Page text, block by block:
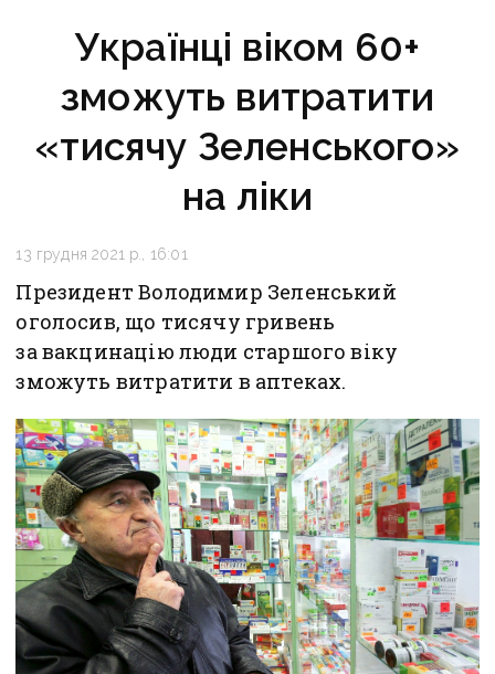
Українці віком 60+
зможуть витратити
«тисячу Зеленського»
на ліки
13 грудня 2021 р., 16:01
Президент Володимир Зеленський
оголосив, що тисячу гривень
за вакцинацію люди старшого віку
зможуть витратити в аптеках.